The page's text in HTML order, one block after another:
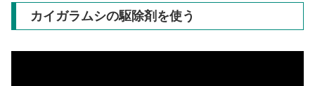
カイガラムシの駆除剤を使う